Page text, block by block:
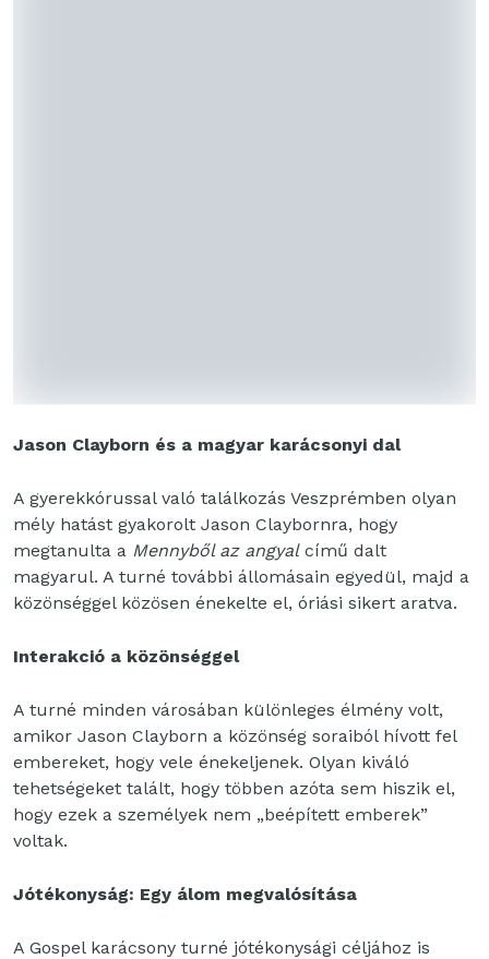
Jason Clayborn és a magyar karácsonyi dal
A gyerekkórussal való találkozás Veszprémben olyan
mély hatást gyakorolt Jason Claybornra, hogy
megtanulta a Mennyből az angyalcímű dalt
magyarul. A turné további állomásain egyedül, majd a
közönséggel közösen énekelte el, óriási sikert aratva.
Interakció a közönséggel
A turné minden városában különleges élmény volt,
amikor Jason Clayborn a közönség soraiból hívott fel
embereket, hogy vele énekeljenek. Olyan kiváló
tehetségeket talált, hogy többen azóta sem hiszik el,
hogy ezek a személyek nem „beépített emberek”
voltak.
Jótékonyság: Egy álom megvalósítása
A Gospel karácsony turné jótékonysági céljához is